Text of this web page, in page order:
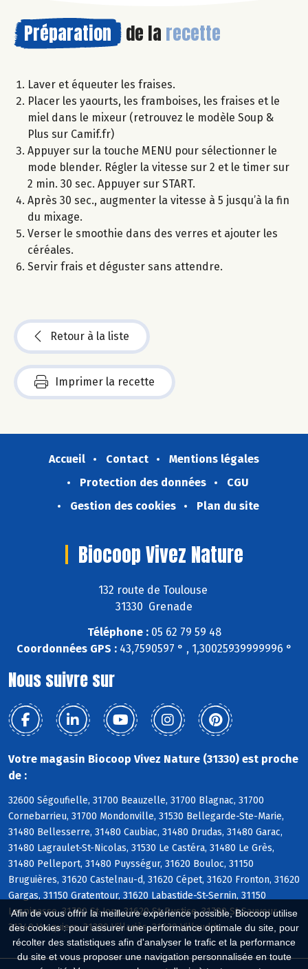
Afin de vous offrir la meilleure expérience possible, Biocoop utilise
des cookies : pour assurer une performance optimale du site, pour
récolter des statistiques afin d'analyser le trafic et la performance
du site et vous proposer une navigation personnalisée en toute
Préparation de la recette
Laver et équeuter les fraises.
Placer les yaourts, les framboises, les fraises et le
miel dans le mixeur (retrouvez le modèle Soup &
Plus sur Camif.fr)
Appuyer sur la touche MENU pour sélectionner le
mode blender. Régler la vitesse sur 2 et le timer sur
2 min. 30 sec. Appuyer sur START.
Après 30 sec., augmenter la vitesse à 5 jusqu’à la fin
du mixage.
Verser le smoothie dans des verres et ajouter les
céréales.
Servir frais et déguster sans attendre.
Retour à la liste
Imprimer la recette
Accueil Contact
Mentions légales
Protection des données
CGU
Gestion des cookies
Plan du site
Biocoop Vivez Nature
132 route de Toulouse
31330 Grenade
Téléphone :05 62 79 59 48
Coordonnées GPS :43,7590597 ° , 1,30025939999996 °
Nous suivre sur
Votre magasin Biocoop Vivez Nature (31330) est proche
de :
32600 Ségoufielle, 31700 Beauzelle, 31700 Blagnac, 31700
Cornebarrieu, 31700 Mondonville, 31530 Bellegarde-Ste-Marie,
31480 Bellesserre, 31480 Caubiac, 31480 Drudas, 31480 Garac,
31480 Lagraulet-St-Nicolas, 31530 Le Castéra, 31480 Le Grès,
31480 Pelleport, 31480 Puysségur, 31620 Bouloc, 31150
Bruguières, 31620 Castelnau-d, 31620 Cépet, 31620 Fronton, 31620
Gargas, 31150 Gratentour, 31620 Labastide-St-Sernin, 31150
Lespinasse, 31790 St-Jory, 31620 St-Rustice, 31790 St-Sauveur,
31340 Vacquiers, 31380 Villariès, 31620 Villaudric